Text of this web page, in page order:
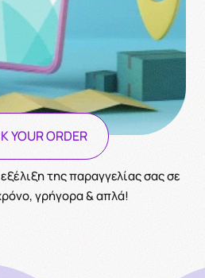
YOUR ORDER
της παραγγελίας σας σε
γρήγορα & απλά!